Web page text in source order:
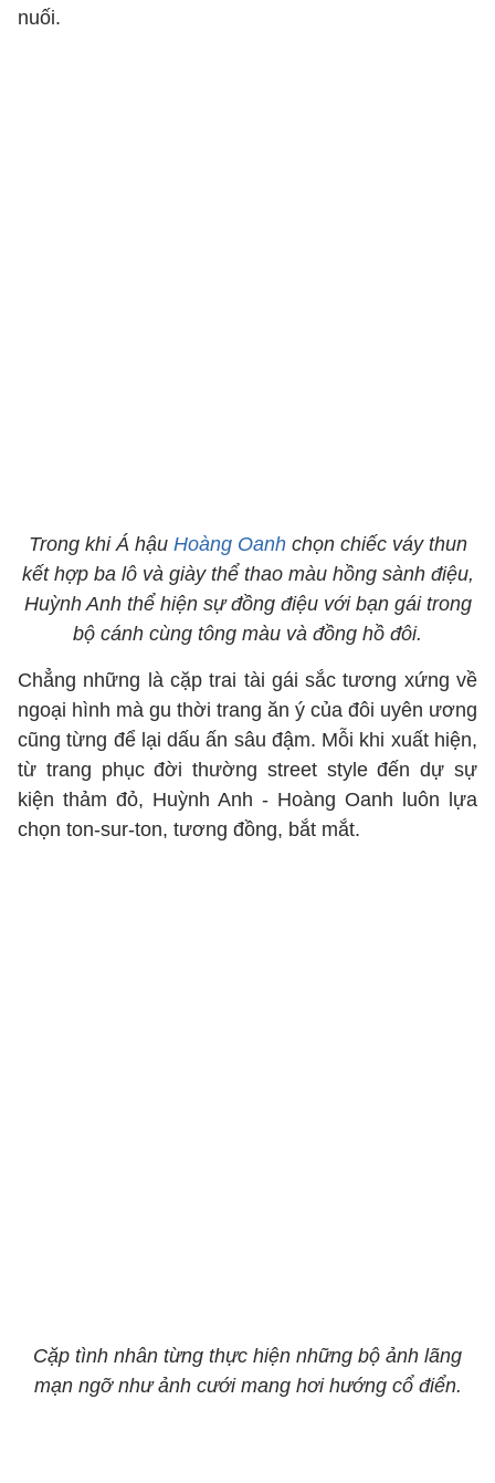
nuối.
Trong khi Á hậu Hoàng Oanhchọn chiếc váy thun
kết hợp ba lô và giày thể thao màu hồng sành điệu,
Huỳnh Anh thể hiện sự đồng điệu với bạn gái trong
bộ cánh cùng tông màu và đồng hồ đôi.
Chẳng những là cặp trai tài gái sắc tương xứng về
ngoại hình mà gu thời trang ăn ý của đôi uyên ương
cũng từng để lại dấu ấn sâu đậm. Mỗi khi xuất hiện,
từ trang phục đời thường street style đến dự sự
kiện thảm đỏ, Huỳnh Anh - Hoàng Oanh luôn lựa
chọn ton-sur-ton, tương đồng, bắt mắt.
Cặp tình nhân từng thực hiện những bộ ảnh lãng
mạn ngỡ như ảnh cưới mang hơi hướng cổ điển.